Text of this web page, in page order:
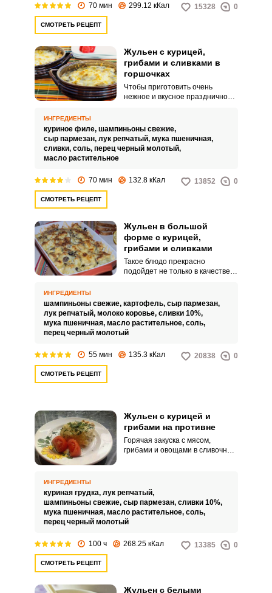
70 мин 299.12 кКал 15328 0
СМОТРЕТЬ РЕЦЕПТ
Жульен с курицей,
грибами и сливками в
горшочках
Чтобы приготовить очень
нежное и вкусное праздничное
специальные умения. Жульен с
курицей и грибами, запеченный
в духовке, получается
ИНГРЕДИЕНТЫ
куриное филе, шампиньоны свежие,
сыр пармезан, лук репчатый, мука пшеничная,
сливки, соль, перец черный молотый,
масло растительное
70 мин 132.8 кКал 13852 0
СМОТРЕТЬ РЕЦЕПТ
Жульен в большой
форме с курицей,
грибами и сливками
Такое блюдо прекрасно
подойдет не только в качестве
достоинству смогут оценить
аромат и вкус жульена в
большой форме с курицей,
грибами, сливками и
ИНГРЕДИЕНТЫ
шампиньоны свежие, картофель, сыр пармезан,
лук репчатый, молоко коровье, сливки 10%,
мука пшеничная, масло растительное, соль,
перец черный молотый
55 мин 135.3 кКал 20838 0
СМОТРЕТЬ РЕЦЕПТ
Жульен с курицей и
грибами на противне
Горячая закуска с мясом,
грибами и овощами в сливочном
ИНГРЕДИЕНТЫ
куриная грудка, лук репчатый,
шампиньоны свежие, сыр пармезан, сливки 10%,
мука пшеничная, масло растительное, соль,
перец черный молотый
100 ч 268.25 кКал 13385 0
СМОТРЕТЬ РЕЦЕПТ
Жульен с белыми